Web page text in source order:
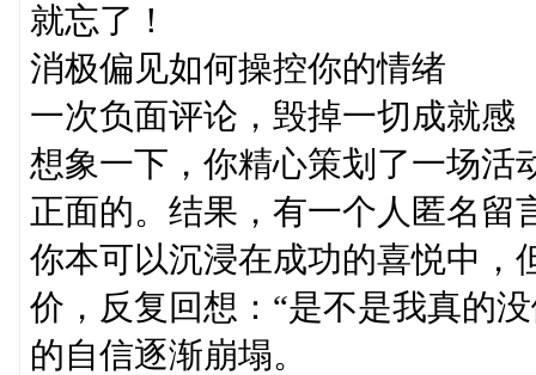
就忘了！
消极偏见如何操控你的情绪
一次负面评论，毁掉一切成就感
想象一下，你精心策划了一场活
正面的。结果，有一个人匿名留
你本可以沉浸在成功的喜悦中，
价，反复回想：“是不是我真的
的自信逐渐崩塌。